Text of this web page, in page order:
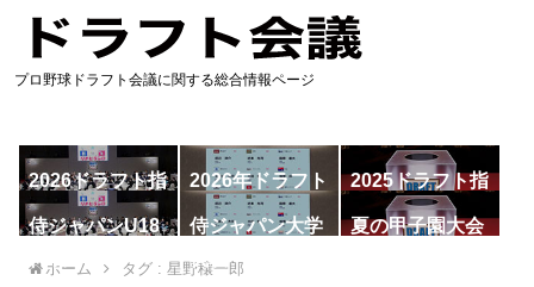
プロ野球ドラフト会議に関する総合情報ページ
2026ドラフト指
名予想
2026年ドラフト
候補
2025ドラフト指
名一覧
侍ジャパンU18
代表
侍ジャパン大学
代表
夏の甲子園大会
ホーム タグ : 星野穰一郎